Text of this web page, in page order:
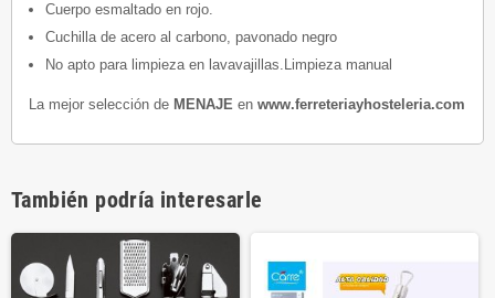
Cuerpo esmaltado en rojo.
Cuchilla de acero al carbono, pavonado negro
No apto para limpieza en lavavajillas.Limpieza manual
La mejor selección de MENAJE en www.ferreteriayhosteleria.com
También podría interesarle